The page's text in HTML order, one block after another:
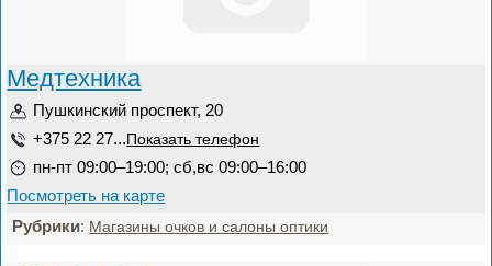
Медтехника
Пушкинский проспект, 20
+375 22 27... Показать телефон
пн-пт 09:00–19:00; сб,вс 09:00–16:00
Посмотреть на карте
Рубрики: Магазины очков и салоны оптики